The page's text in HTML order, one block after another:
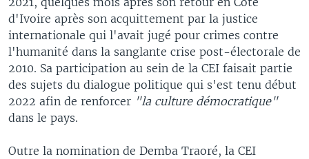
d'Ivoire après son acquittement par la justice
internationale qui l'avait jugé pour crimes contre
l'humanité dans la sanglante crise post-électorale de
2010. Sa participation au sein de la CEI faisait partie
des sujets du dialogue politique qui s'est tenu début
2022 afin de renforcer "la culture démocratique"
dans le pays.
Outre la nomination de Demba Traoré, la CEI